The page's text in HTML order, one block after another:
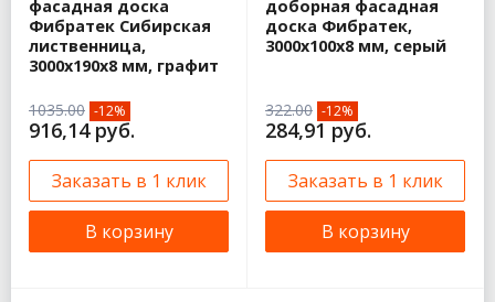
фасадная доска
Фибратек Сибирская
лиственница,
3000х190х8 мм, графит
1035.00 -12%
916,14 руб.
Заказать в 1 клик
В корзину
доборная фасадная
доска Фибратек,
3000х100х8 мм, серый
322.00 -12%
284,91 руб.
Заказать в 1 клик
В корзину